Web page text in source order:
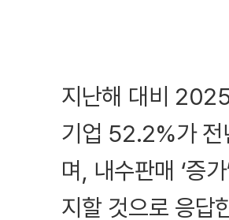
지난해 대비
기업 52.2%가 전
며, 내수판매 ‘증
지할 것으로 응답